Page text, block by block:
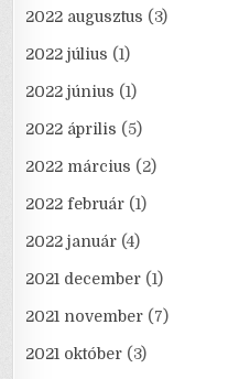
2022 augusztus (3)
2022 július (1)
2022 június (1)
2022 április (5)
2022 március (2)
2022 február (1)
2022 január (4)
2021 december (1)
2021 november (7)
2021 október (3)